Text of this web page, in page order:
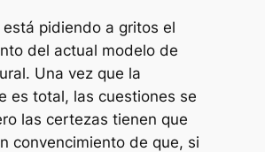
pidiendo a gritos el
del actual modelo de
Una vez que la
es total, las cuestiones se
las certezas tienen que
convencimiento de que, si